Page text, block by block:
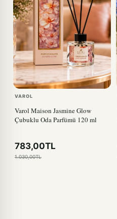
VAROL
Varol Maison Jasmine Glow
Çubuklu Oda Parfümü 120 ml
783,00TL
1.030,00TL